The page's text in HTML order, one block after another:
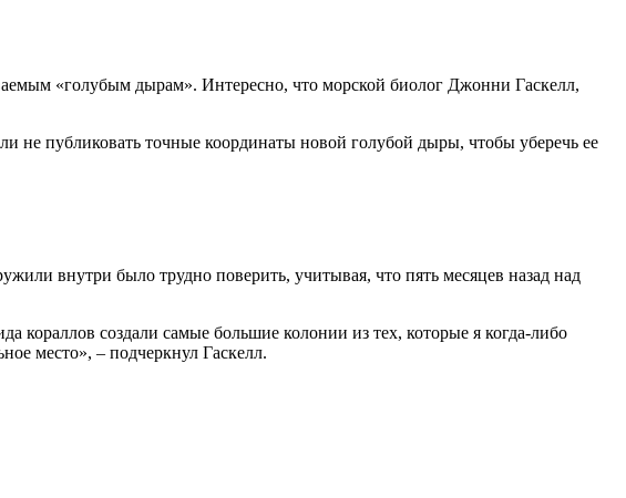
«голубым дырам». Интересно, что морской биолог Джонни Гаскелл,
не публиковать точные координаты новой голубой дыры, чтобы уберечь ее
внутри было трудно поверить, учитывая, что пять месяцев назад над
создали самые большие колонии из тех, которые я когда-либо
место», – подчеркнул Гаскелл.